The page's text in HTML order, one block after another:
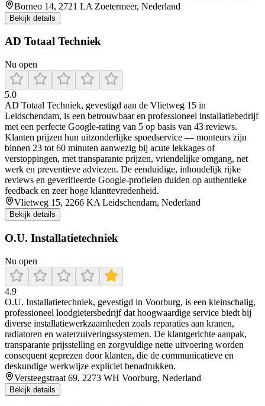
Borneo 14, 2721 LA Zoetermeer, Nederland
Bekijk details
AD Totaal Techniek
Nu open
5.0
AD Totaal Techniek, gevestigd aan de Vlietweg 15 in
Leidschendam, is een betrouwbaar en professioneel installatiebedrijf
met een perfecte Google-rating van 5 op basis van 43 reviews.
Klanten prijzen hun uitzonderlijke spoedservice — monteurs zijn
binnen 23 tot 60 minuten aanwezig bij acute lekkages of
verstoppingen, met transparante prijzen, vriendelijke omgang, net
werk en preventieve adviezen. De eenduidige, inhoudelijk rijke
reviews en geverifieerde Google-profielen duiden op authentieke
feedback en zeer hoge klanttevredenheid.
Vlietweg 15, 2266 KA Leidschendam, Nederland
Bekijk details
O.U. Installatietechniek
Nu open
4.9
O.U. Installatietechniek, gevestigd in Voorburg, is een kleinschalig,
professioneel loodgietersbedrijf dat hoogwaardige service biedt bij
diverse installatiewerkzaamheden zoals reparaties aan kranen,
radiatoren en waterzuiveringssystemen. De klantgerichte aanpak,
transparante prijsstelling en zorgvuldige nette uitvoering worden
consequent geprezen door klanten, die de communicatieve en
deskundige werkwijze expliciet benadrukken.
Versteegstraat 69, 2273 WH Voorburg, Nederland
Bekijk details